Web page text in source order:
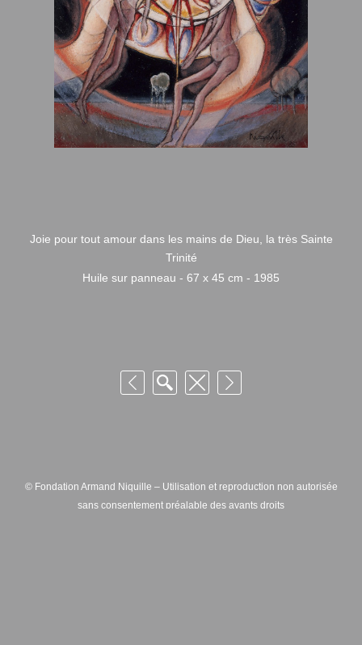
Joie pour tout amour dans les mains de Dieu, la très Sainte
Trinité
Huile sur panneau - 67 x 45 cm - 1985
© Fondation Armand Niquille – Utilisation et reproduction non autorisée
sans consentement préalable des ayants droits